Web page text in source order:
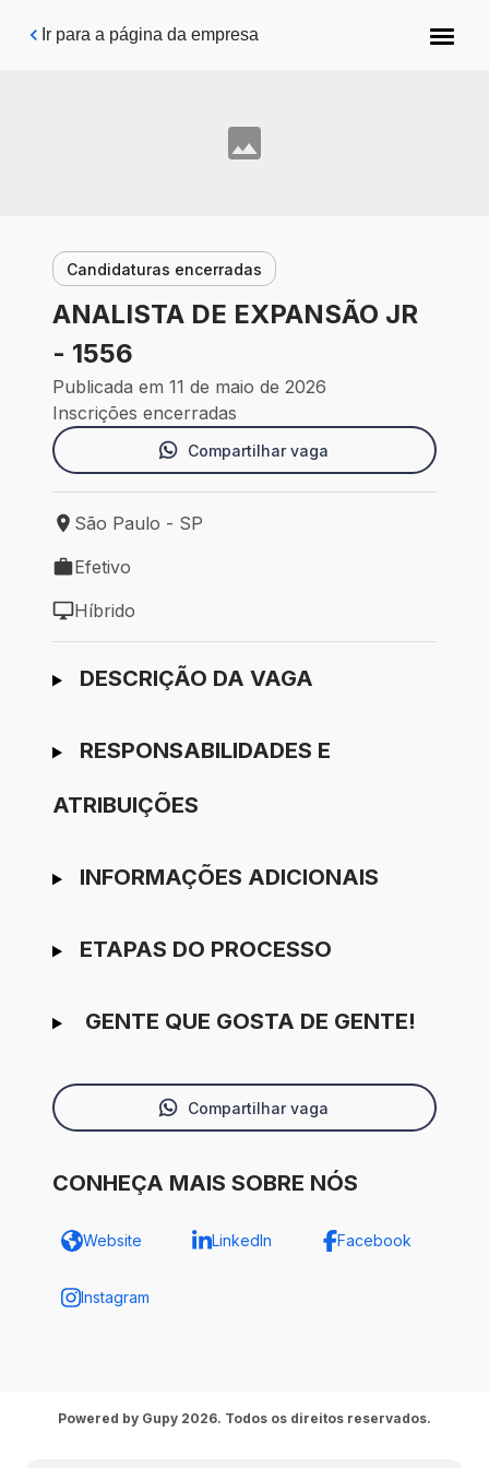
Pular para o conteúdo principal
Ir para a página da empresa
Candidaturas encerradas
ANALISTA DE EXPANSÃO JR
- 1556
Publicada em 11 de maio de 2026
Inscrições encerradas
Compartilhar vaga
Local de trabalho: São Paulo - SP
São Paulo - SP
Tipo de vaga: Efetivo
Efetivo
Modelo de trabalho: Híbrido
Híbrido
Ir para candidatura
DESCRIÇÃO DA VAGA
RESPONSABILIDADES E
ATRIBUIÇÕES
INFORMAÇÕES ADICIONAIS
ETAPAS DO PROCESSO
GENTE QUE GOSTA DE GENTE!
Compartilhar vaga
CONHEÇA MAIS SOBRE NÓS
Website LinkedIn Facebook
Instagram
Powered by Gupy 2026. Todos os direitos reservados.